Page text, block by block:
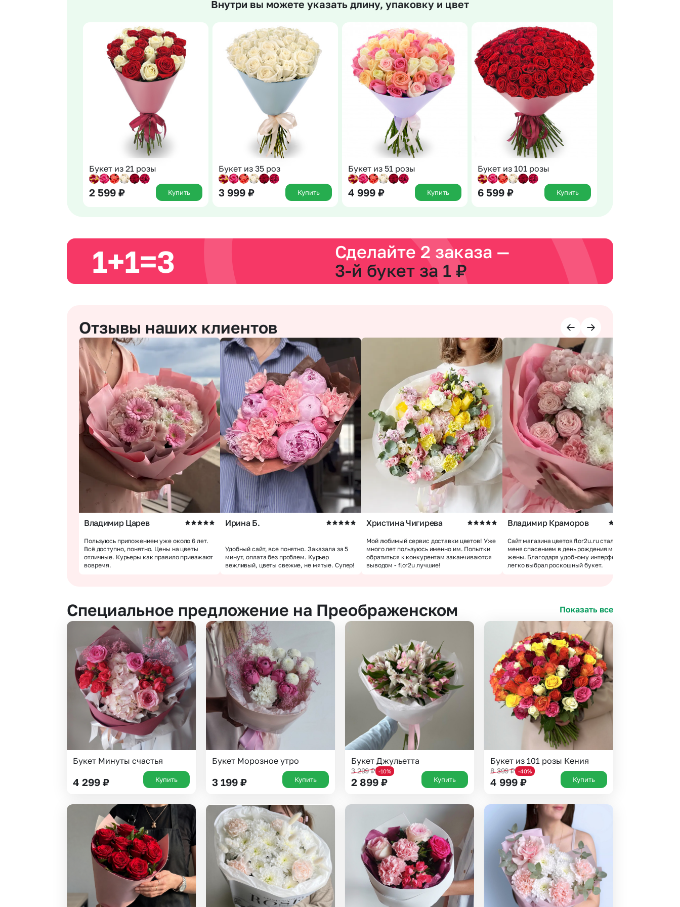
Гипсофила
Гортензии
Ирисы
Сухоцветы
Эустома
Insta букеты
Новинки
До 10000 рублей
Выбор покупателей
Все категории
Выберите город доставки
Или выберите из популярных
Москва и МО
Санкт-Петербург
Нижний Новгород
Внутри вы можете указать длину, упаковку и цвет
Букет из 21 розы
2 599 ₽ Купить
Букет из 35 роз
3 999 ₽ Купить
Букет из 51 розы
4 999 ₽ Купить
Букет из 101 розы
6 599 ₽ Купить
1+1=3
Сделайте 2 заказа —
3-й букет за 1 ₽
Отзывы наших клиентов
Владимир Царев
Пользуюсь приложением уже около 6 лет.
Всё доступно, понятно. Цены на цветы
отличные. Курьеры как правило приезжают
вовремя.
Ирина Б.
Удобный сайт, все понятно. Заказала за 5
минут, оплата без проблем. Курьер
вежливый, цветы свежие, не мятые. Супер!
Христина Чигирева
Мой любимый сервис доставки цветов! Уже
много лет пользуюсь именно им. Попытки
обратиться к конкурентам заканчиваются
выводом - flor2u лучшие!
Владимир Краморов
Сайт магазина цветов flor2u.ru стал для
меня спасением в день рождения моей
жены. Благодаря удобному интерфейсу я
легко выбрал роскошный букет.
Специальное предложение на Преображенском Показать все
Букет Минуты счастья
4 299 ₽ Купить
Букет Морозное утро
3 199 ₽ Купить
Букет Джульетта
3 299₽ -10%
2 899 ₽ Купить
Букет из 101 розы Кения
8 399₽ -40%
4 999 ₽ Купить